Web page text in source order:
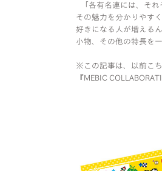
「各有名連には、それ
その魅力を分かりやす
好きになる人が増える
小物、その他の特長を
※この記事は、以前こ
『MEBIC